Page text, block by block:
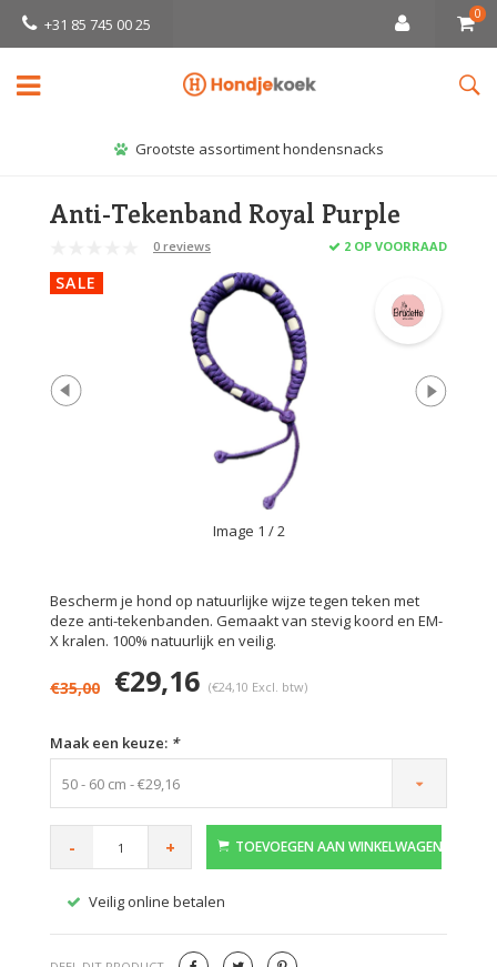
+31 85 745 00 25
0
Grootste assortiment hondensnacks
Anti-Tekenband Royal Purple
0 reviews 2 OP VOORRAAD
SALE
Image 1 / 2
Bescherm je hond op natuurlijke wijze tegen teken met
deze anti-tekenbanden. Gemaakt van stevig koord en EM-
X kralen. 100% natuurlijk en veilig.
€35,00 €29,16 (€24,10 Excl. btw)
Maak een keuze: *
50 - 60 cm - €29,16
- + TOEVOEGEN AAN WINKELWAGEN
Veilig online betalen